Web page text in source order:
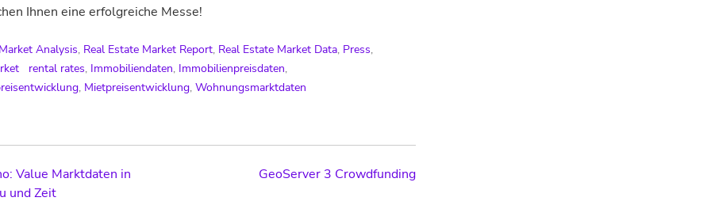
Ihnen eine erfolgreiche Messe!
Analysis, Real Estate Market Report, Real Estate Market Data, Press,
rental rates, Immobiliendaten, Immobilienpreisdaten,
, Mietpreisentwicklung, Wohnungsmarktdaten
Value Marktdaten in
und Zeit
GeoServer 3 Crowdfunding